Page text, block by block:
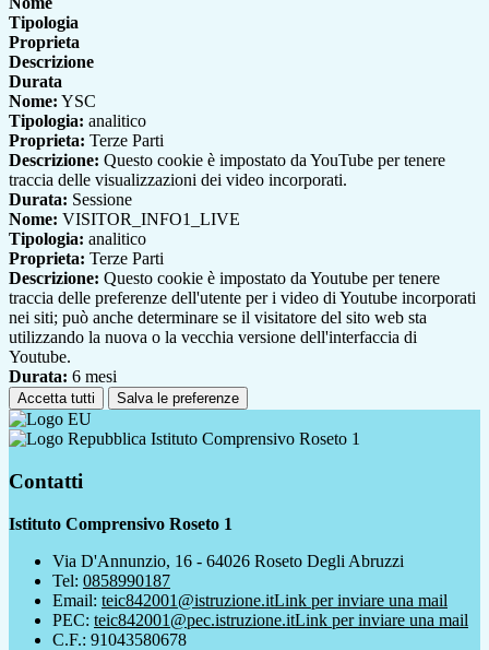
Tipologia
Proprieta
Descrizione
Durata
Nome: YSC
Tipologia: analitico
Proprieta: Terze Parti
Descrizione: Questo cookie è impostato da YouTube per tenere
traccia delle visualizzazioni dei video incorporati.
Durata: Sessione
Nome: VISITOR_INFO1_LIVE
Tipologia: analitico
Proprieta: Terze Parti
Descrizione: Questo cookie è impostato da Youtube per tenere
traccia delle preferenze dell'utente per i video di Youtube incorporati
nei siti; può anche determinare se il visitatore del sito web sta
utilizzando la nuova o la vecchia versione dell'interfaccia di
Youtube.
Durata: 6 mesi
Accetta tutti Salva le preferenze
Istituto Comprensivo Roseto 1
Contatti
Istituto Comprensivo Roseto 1
Via D'Annunzio, 16 - 64026 Roseto Degli Abruzzi
Tel: 0858990187
Email: teic842001@istruzione.itLink per inviare una mail
PEC: teic842001@pec.istruzione.itLink per inviare una mail
C.F.: 91043580678